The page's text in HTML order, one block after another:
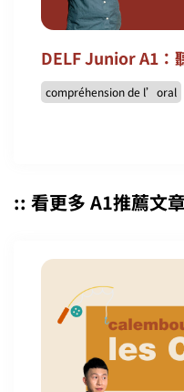
DELF Junior A1：
compréhension de l’oral
:: 看更多 A1推薦文